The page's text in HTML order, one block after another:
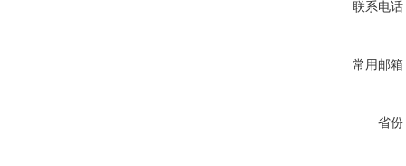
联系电话
常用邮箱
省份